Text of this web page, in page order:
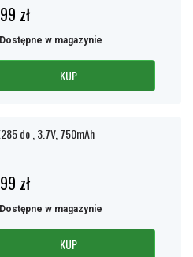
zł
Dostępne w magazynie
KUP
do , 3.7V, 750mAh
zł
Dostępne w magazynie
KUP